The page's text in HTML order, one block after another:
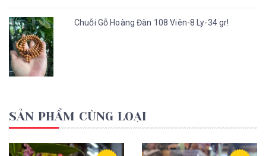
Chuỗi Gỗ Hoàng Đàn 108 Viên-8 Ly-34 gr!
SẢN PHẨM CÙNG LOẠI